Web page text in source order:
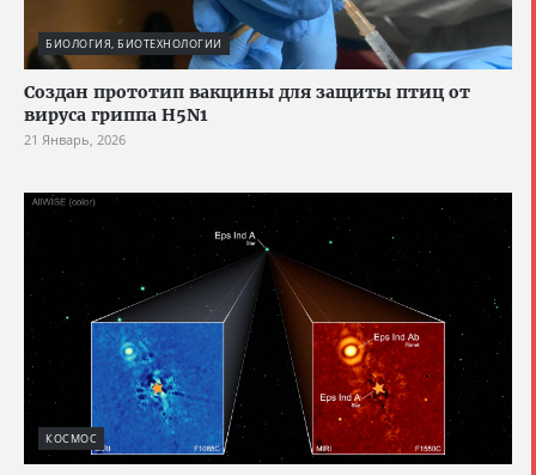
БИОЛОГИЯ, БИОТЕХНОЛОГИИ
Создан прототип вакцины для защиты птиц от
вируса гриппа H5N1
21 Январь, 2026
КОСМОС